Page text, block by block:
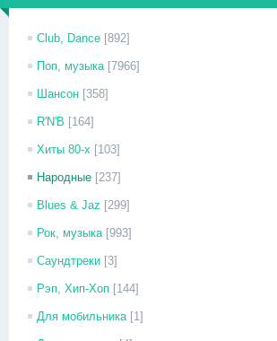
Club, Dance [892]
Поп, музыка [7966]
Шансон [358]
R'N'B [164]
Хиты 80-х [103]
Народные [237]
Blues & Jaz [299]
Рок, музыка [993]
Саундтреки [3]
Рэп, Хип-Хоп [144]
Для мобильника [1]